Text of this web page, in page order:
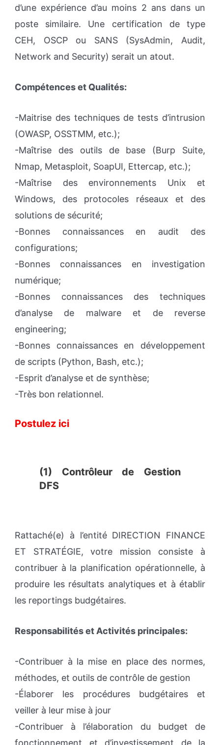
d’une expérience d’au moins 2 ans dans un
poste similaire. Une certification de type
CEH, OSCP ou SANS (SysAdmin, Audit,
Network and Security) serait un atout.
Compétences et Qualités:
-Maitrise des techniques de tests d’intrusion
(OWASP, OSSTMM, etc.);
-Maîtrise des outils de base (Burp Suite,
Nmap, Metasploit, SoapUI, Ettercap, etc.);
-Maîtrise des environnements Unix et
Windows, des protocoles réseaux et des
solutions de sécurité;
-Bonnes connaissances en audit des
configurations;
-Bonnes connaissances en investigation
numérique;
-Bonnes connaissances des techniques
d’analyse de malware et de reverse
engineering;
-Bonnes connaissances en développement
de scripts (Python, Bash, etc.);
-Esprit d’analyse et de synthèse;
-Très bon relationnel.
Postulez ici
(1) Contrôleur de Gestion
DFS
Rattaché(e) à l’entité DIRECTION FINANCE
ET STRATÉGIE, votre mission consiste à
contribuer à la planification opérationnelle, à
produire les résultats analytiques et à établir
les reportings budgétaires.
Responsabilités et Activités principales:
-Contribuer à la mise en place des normes,
méthodes, et outils de contrôle de gestion
-Élaborer les procédures budgétaires et
veiller à leur mise à jour
-Contribuer à l’élaboration du budget de
fonctionnement et d’investissement de la